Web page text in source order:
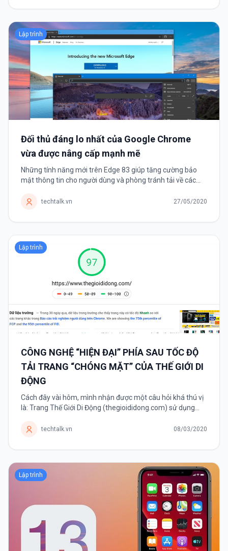
Lập trình
Đối thủ đáng lo nhất của Google Chrome
vừa được nâng cấp mạnh mẽ
Những tính năng mới trên Edge 83 giúp tăng cường bảo
mật thông tin cho người dùng và phòng tránh tải về các
được vài tháng...
techtalk.vn 27/05/2020
Lập trình
CÔNG NGHỆ “HIỆN ĐẠI” PHÍA SAU TỐC ĐỘ
TẢI TRANG “CHÓNG MẶT” CỦA THẾ GIỚI DI
ĐỘNG
Cách đây vài hôm, mình nhận được một câu hỏi khá thú vị
là: Trang Thế Giới Di Động (thegioididong.com) sử dụng
mất vài...techtalk.vn 08/03/2020
Lập trình